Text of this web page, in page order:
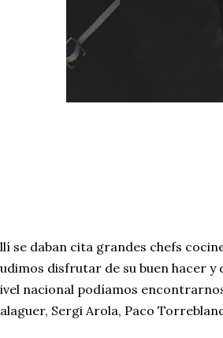
se daban cita grandes chefs
disfrutar de su buen hacer y
nacional podíamos
Sergi Arola, Paco